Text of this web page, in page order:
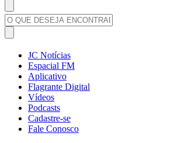
JC Notícias
Espacial FM
Aplicativo
Flagrante Digital
Vídeos
Podcasts
Cadastre-se
Fale Conosco